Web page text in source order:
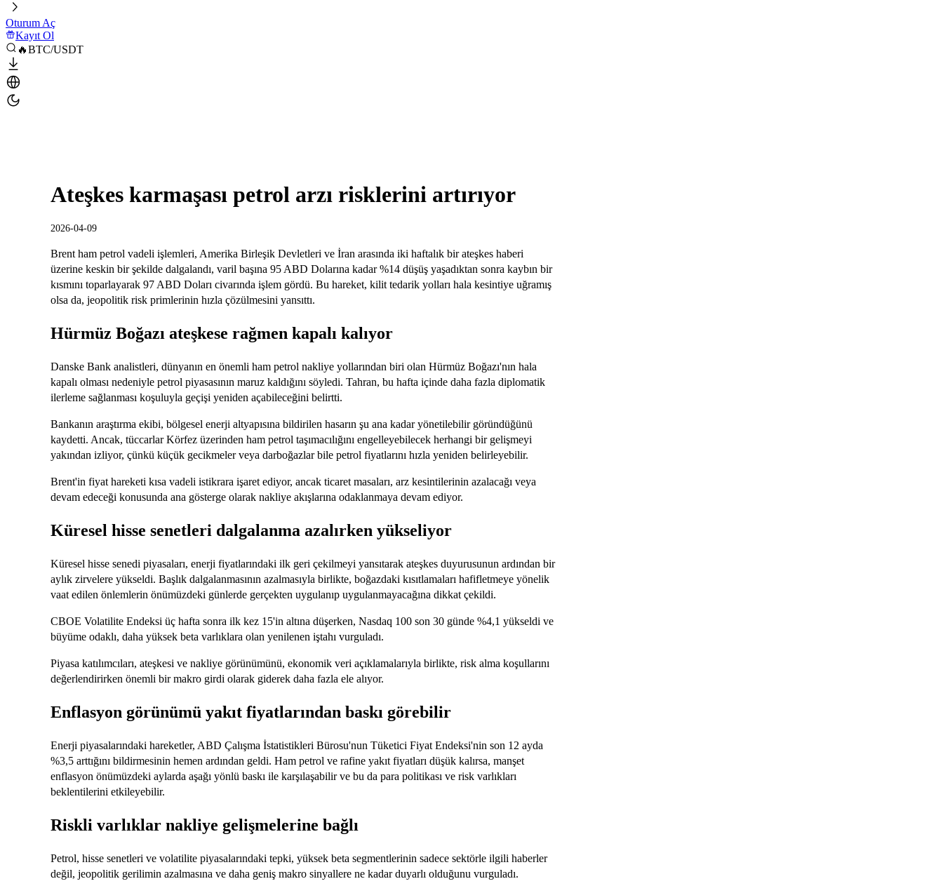
Oturum Aç
Kayıt Ol
🔥BTC/USDT
Ateşkes karmaşası petrol arzı risklerini artırıyor
2026-04-09
Brent ham petrol vadeli işlemleri, Amerika Birleşik Devletleri ve İran arasında iki haftalık bir ateşkes haberi
üzerine keskin bir şekilde dalgalandı, varil başına 95 ABD Dolarına kadar %14 düşüş yaşadıktan sonra kaybın bir
kısmını toparlayarak 97 ABD Doları civarında işlem gördü. Bu hareket, kilit tedarik yolları hala kesintiye uğramış
olsa da, jeopolitik risk primlerinin hızla çözülmesini yansıttı.
Hürmüz Boğazı ateşkese rağmen kapalı kalıyor
Danske Bank analistleri, dünyanın en önemli ham petrol nakliye yollarından biri olan Hürmüz Boğazı'nın hala
kapalı olması nedeniyle petrol piyasasının maruz kaldığını söyledi. Tahran, bu hafta içinde daha fazla diplomatik
ilerleme sağlanması koşuluyla geçişi yeniden açabileceğini belirtti.
Bankanın araştırma ekibi, bölgesel enerji altyapısına bildirilen hasarın şu ana kadar yönetilebilir göründüğünü
kaydetti. Ancak, tüccarlar Körfez üzerinden ham petrol taşımacılığını engelleyebilecek herhangi bir gelişmeyi
yakından izliyor, çünkü küçük gecikmeler veya darboğazlar bile petrol fiyatlarını hızla yeniden belirleyebilir.
Brent'in fiyat hareketi kısa vadeli istikrara işaret ediyor, ancak ticaret masaları, arz kesintilerinin azalacağı veya
devam edeceği konusunda ana gösterge olarak nakliye akışlarına odaklanmaya devam ediyor.
Küresel hisse senetleri dalgalanma azalırken yükseliyor
Küresel hisse senedi piyasaları, enerji fiyatlarındaki ilk geri çekilmeyi yansıtarak ateşkes duyurusunun ardından bir
aylık zirvelere yükseldi. Başlık dalgalanmasının azalmasıyla birlikte, boğazdaki kısıtlamaları hafifletmeye yönelik
vaat edilen önlemlerin önümüzdeki günlerde gerçekten uygulanıp uygulanmayacağına dikkat çekildi.
CBOE Volatilite Endeksi üç hafta sonra ilk kez 15'in altına düşerken, Nasdaq 100 son 30 günde %4,1 yükseldi ve
büyüme odaklı, daha yüksek beta varlıklara olan yenilenen iştahı vurguladı.
Piyasa katılımcıları, ateşkesi ve nakliye görünümünü, ekonomik veri açıklamalarıyla birlikte, risk alma koşullarını
değerlendirirken önemli bir makro girdi olarak giderek daha fazla ele alıyor.
Enflasyon görünümü yakıt fiyatlarından baskı görebilir
Enerji piyasalarındaki hareketler, ABD Çalışma İstatistikleri Bürosu'nun Tüketici Fiyat Endeksi'nin son 12 ayda
%3,5 arttığını bildirmesinin hemen ardından geldi. Ham petrol ve rafine yakıt fiyatları düşük kalırsa, manşet
enflasyon önümüzdeki aylarda aşağı yönlü baskı ile karşılaşabilir ve bu da para politikası ve risk varlıkları
beklentilerini etkileyebilir.
Riskli varlıklar nakliye gelişmelerine bağlı
Petrol, hisse senetleri ve volatilite piyasalarındaki tepki, yüksek beta segmentlerinin sadece sektörle ilgili haberler
değil, jeopolitik gerilimin azalmasına ve daha geniş makro sinyallere ne kadar duyarlı olduğunu vurguladı.